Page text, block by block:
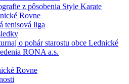
z pôsobenia Style Karate
Rovne
tenisová liga
o pohár starostu obce Lednické
RONA a.s.
Rovne